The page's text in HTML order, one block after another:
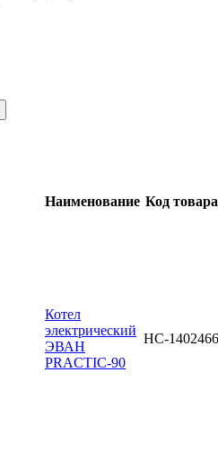
Наименование Код товара
Котел
электрический
ЭВАН
PRACTIC-90
НС-1402466